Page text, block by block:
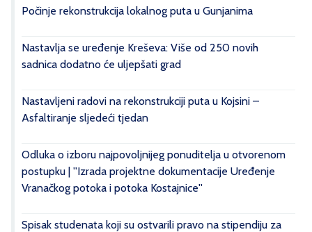
Počinje rekonstrukcija lokalnog puta u Gunjanima
Nastavlja se uređenje Kreševa: Više od 250 novih
sadnica dodatno će uljepšati grad
Nastavljeni radovi na rekonstrukciji puta u Kojsini –
Asfaltiranje sljedeći tjedan
Odluka o izboru najpovoljnijeg ponuditelja u otvorenom
postupku | ''Izrada projektne dokumentacije Uređenje
Vranačkog potoka i potoka Kostajnice''
Spisak studenata koji su ostvarili pravo na stipendiju za